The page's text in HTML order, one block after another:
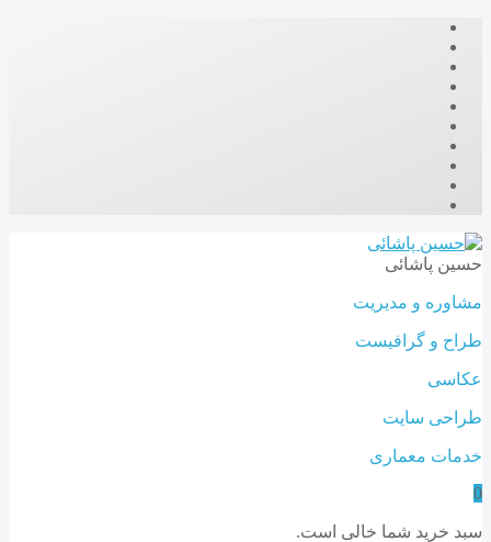
حسین پاشائی
مشاوره و مدیریت
طراح و گرافیست
عکاسی
طراحی سایت
خدمات معماری
0
سبد خرید شما خالی است.